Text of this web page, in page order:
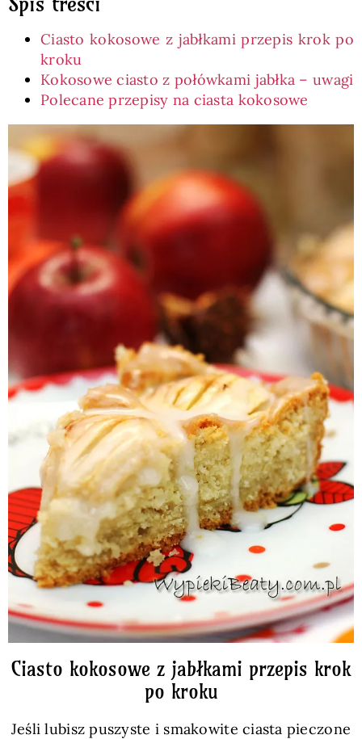
Ciasto kokosowe z jabłkami przepis krok po
kroku
Kokosowe ciasto z połówkami jabłka – uwagi
Polecane przepisy na ciasta kokosowe
Ciasto kokosowe z jabłkami przepis krok
po kroku
Jeśli lubisz puszyste i smakowite ciasta pieczone